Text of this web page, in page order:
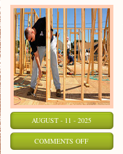
AUGUST - 11 - 2025
COMMENTS OFFON